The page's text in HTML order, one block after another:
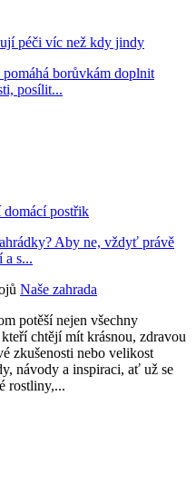
péči víc než kdy jindy
borůvkám doplnit
posílit...
domácí postřik
Aby ne, vždyť právě
a s...
Naše zahrada
potěší nejen všechny
chtějí mít krásnou, zdravou
zkušenosti nebo velikost
návody a inspiraci, ať už se
rostliny,...